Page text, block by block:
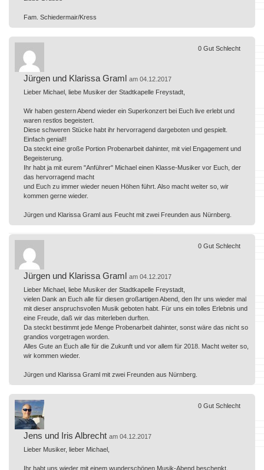
Fam. Schiedermair/Kress
Jürgen und Klarissa Graml am 04.12.2017
Lieber Michael, liebe Musiker der Stadtkapelle Freystadt,
Wir haben gestern Abend wieder ein Superkonzert bei Euch live erlebt und
waren restlos begeistert.
Diese schweren Stücke habt ihr hervorragend dargeboten und gespielt.
Einfach genial!!
Da steckt eine große Portion Probenarbeit dahinter, mit viel Engagement und
Begeisterung.
Ihr habt ja mit eurem "Anführer" Michael einen Klasse-Musiker vor Euch, der
das hervorragend macht
und Euch zu immer wieder neuen Höhen führt. Also macht weiter so, wir
kommen gerne wieder.
Jürgen und Klarissa Graml aus Feucht mit zwei Freunden aus Nürnberg.
0 Gut Schlecht
Jürgen und Klarissa Graml am 04.12.2017
Lieber Michael, liebe Musiker der Stadtkapelle Freystadt,
vielen Dank an Euch alle für diesen großartigen Abend, den Ihr uns wieder mal
mit dieser anspruchsvollen Musik geboten habt. Für uns ein tolles Erlebnis und
eine Freude, daß wir das miterleben durften.
Da steckt bestimmt jede Menge Probenarbeit dahinter, sonst wäre das nicht so
grandios vorgetragen worden.
Alles Gute an Euch alle für die Zukunft und vor allem für 2018. Macht weiter so,
wir kommen wieder.
Jürgen und Klarissa Graml mit zwei Freunden aus Nürnberg.
0 Gut Schlecht
Jens und Iris Albrecht am 04.12.2017
Lieber Musiker, lieber Michael,
Ihr habt uns wieder mit einem wunderschönen Musik-Abend beschenkt.
0 Gut Schlecht